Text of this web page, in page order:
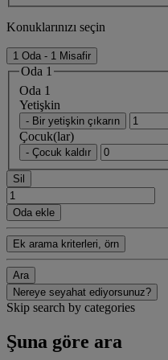
Konuklarınızı seçin
1 Oda - 1 Misafir
Oda 1
Oda 1
Yetişkin
- Bir yetişkin çıkarın
Çocuk(lar)
- Çocuk kaldır
Sil
Oda ekle
Ek arama kriterleri, örn
Ara
Nereye seyahat ediyorsunuz?
Skip search by categories
Şuna göre ara